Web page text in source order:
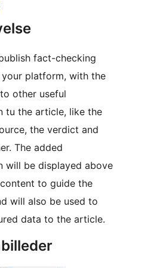
fact-checking
platform, with the
other useful
tu the article, like the
the verdict and
The added
will be displayed above
to guide the
will also be used to
data to the article.